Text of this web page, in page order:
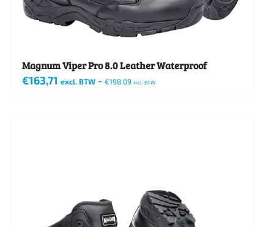
de
Magnum Viper Pro 8.0 Leather Waterproof
€163,71 excl. BTW - €198,09 incl. BTW